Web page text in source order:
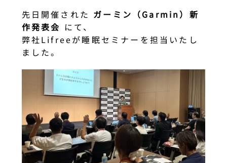
先日開催された ガーミン（Garmin）新
作発表会 にて、
弊社Lifreeが睡眠セミナーを担当いたし
ました。